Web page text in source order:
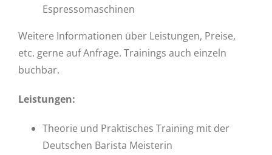
Espressomaschinen
Weitere Informationen über Leistungen, Preise,
etc. gerne auf Anfrage. Trainings auch einzeln
buchbar.
Leistungen:
Theorie und Praktisches Training mit der
Deutschen Barista Meisterin